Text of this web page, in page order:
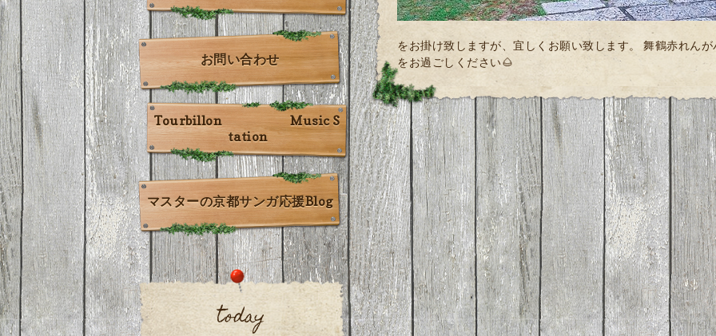
をお掛け致しますが、宜しくお願い致します。 舞鶴赤れん
をお過ごしください🌰
お問い合わせ
Tourbillon Music S
tation
マスターの京都サンガ応援Blog
today